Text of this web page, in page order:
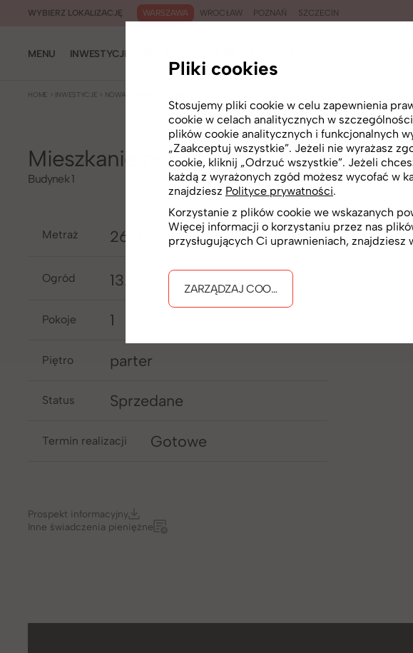
WYBIERZ LOKALIZACJĘ WARSZAWA WROCŁAW POZNAŃ SZCZECIN
MENU INWESTYCJE
HOME > INWESTYCJE > NOWA PÓŁNOC
Mieszkanie nr 1B_04
Budynek 1
metraż 26.07 m 2
Ogród 13.60 m 2
piętro parter
pokoje 1
Status Sprzedane
Termin realizacji Gotowe
Prospekt informacyjny
Inne świadczenia pieniężne
Pliki cookies
Stosujemy pliki cookie w celu zapewnienia
cookie w celach analitycznych w
plików cookie analitycznych i funkcjonalnych
„Zaakceptuj wszystkie”. Jeżeli nie wyrażasz
cookie, kliknij „Odrzuć wszystkie”. Jeżeli
każdą z wyrażonych zgód możesz wycofać w
znajdziesz Polityce prywatności.
Korzystanie z plików cookie we wskazanych
Więcej informacji o korzystaniu przez nas
przysługujących Ci uprawnieniach, znajdziesz
ZARZĄDZAJ COOKIES